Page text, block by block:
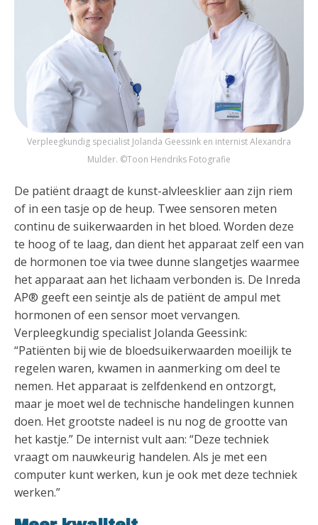
Verpleegkundig specialist Jolanda Geessink en internist Alexandra
Mulder. ©Toon Hendriks Fotografie
De patiënt draagt de kunst-alvleesklier aan zijn riem
of in een tasje op de heup. Twee sensoren meten
continu de suikerwaarden in het bloed. Worden deze
te hoog of te laag, dan dient het apparaat zelf een van
de hormonen toe via twee dunne slangetjes waarmee
het apparaat aan het lichaam verbonden is. De Inreda
AP® geeft een seintje als de patiënt de ampul met
hormonen of een sensor moet vervangen.
Verpleegkundig specialist Jolanda Geessink:
“Patiënten bij wie de bloedsuikerwaarden moeilijk te
regelen waren, kwamen in aanmerking om deel te
nemen. Het apparaat is zelfdenkend en ontzorgt,
maar je moet wel de technische handelingen kunnen
doen. Het grootste nadeel is nu nog de grootte van
het kastje.” De internist vult aan: “Deze techniek
vraagt om nauwkeurig handelen. Als je met een
computer kunt werken, kun je ook met deze techniek
werken.”